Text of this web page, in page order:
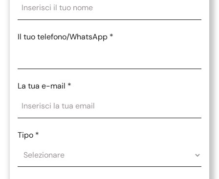
Il tuo telefono/WhatsApp *
La tua e-mail *
Tipo *